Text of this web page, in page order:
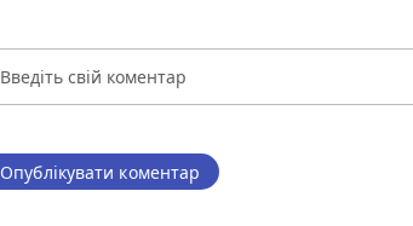
Опублікувати коментар